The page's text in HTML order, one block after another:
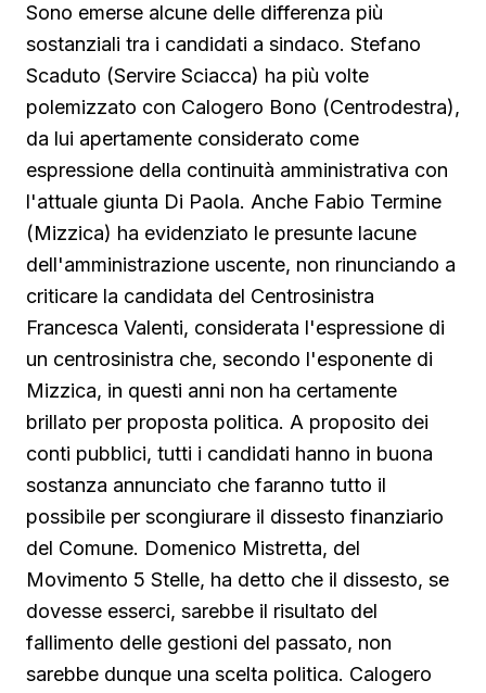
Sono emerse alcune delle differenza più
sostanziali tra i candidati a sindaco. Stefano
Scaduto (Servire Sciacca) ha più volte
polemizzato con Calogero Bono (Centrodestra),
da lui apertamente considerato come
espressione della continuità amministrativa con
l'attuale giunta Di Paola. Anche Fabio Termine
(Mizzica) ha evidenziato le presunte lacune
dell'amministrazione uscente, non rinunciando a
criticare la candidata del Centrosinistra
Francesca Valenti, considerata l'espressione di
un centrosinistra che, secondo l'esponente di
Mizzica, in questi anni non ha certamente
brillato per proposta politica. A proposito dei
conti pubblici, tutti i candidati hanno in buona
sostanza annunciato che faranno tutto il
possibile per scongiurare il dissesto finanziario
del Comune. Domenico Mistretta, del
Movimento 5 Stelle, ha detto che il dissesto, se
dovesse esserci, sarebbe il risultato del
fallimento delle gestioni del passato, non
sarebbe dunque una scelta politica. Calogero